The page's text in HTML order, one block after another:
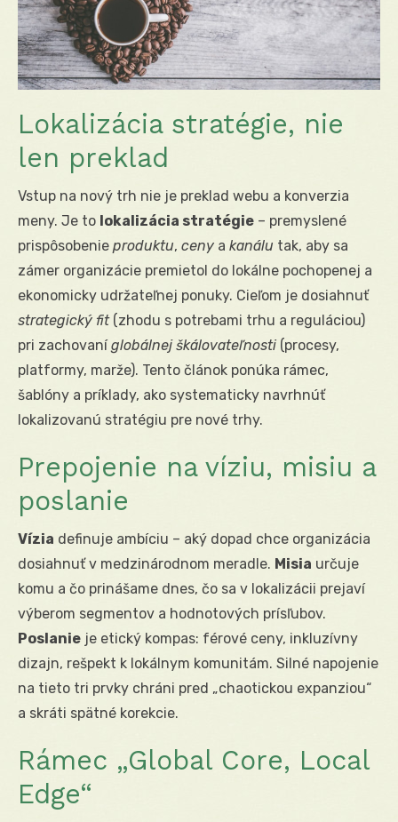
Lokalizácia stratégie, nie
len preklad
Vstup na nový trh nie je preklad webu a konverzia
meny. Je to lokalizácia stratégie – premyslené
prispôsobenie produktu, ceny a kanálu tak, aby sa
zámer organizácie premietol do lokálne pochopenej a
ekonomicky udržateľnej ponuky. Cieľom je dosiahnuť
strategický fit(zhodu s potrebami trhu a reguláciou)
pri zachovaníglobálnej škálovateľnosti (procesy,
platformy, marže). Tento článok ponúka rámec,
šablóny a príklady, ako systematicky navrhnúť
lokalizovanú stratégiu pre nové trhy.
Prepojenie na víziu, misiu a
poslanie
Vízia definuje ambíciu – aký dopad chce organizácia
dosiahnuť v medzinárodnom meradle. Misia určuje
komu a čo prinášame dnes, čo sa v lokalizácii prejaví
výberom segmentov a hodnotových prísľubov.
Poslanie je etický kompas: férové ceny, inkluzívny
dizajn, rešpekt k lokálnym komunitám. Silné napojenie
na tieto tri prvky chráni pred „chaotickou expanziou“
a skráti spätné korekcie.
Rámec „Global Core, Local
Edge“